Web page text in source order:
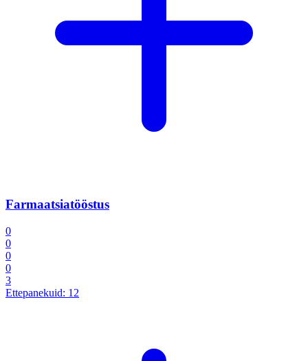
Farmaatsiatööstus
0
0
0
0
3
Ettepanekuid: 12